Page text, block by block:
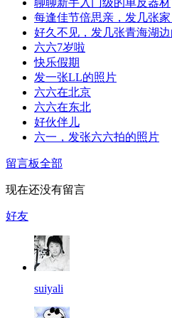
每逢佳节倍思亲，发几张
好久不见，发几张青海湖
六六7岁啦
快乐假期
发一张LL的照片
六六在北京
六六在东北
好伙伴儿
六一，发张六六拍的照片
留言板全部
现在还没有留言
好友
suiyali